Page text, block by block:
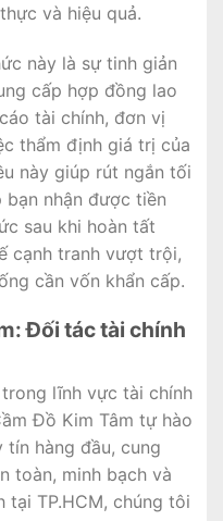
và hiệu quả.
này là sự tinh giản
cấp hợp đồng lao
tài chính, đơn vị
thẩm định giá trị của
này giúp rút ngắn tối
nhận được tiền
sau khi hoàn tất
cạnh tranh vượt trội,
cần vốn khẩn cấp.
Đối tác tài chính
lĩnh vực tài chính
Đồ Kim Tâm tự hào
hàng đầu, cung
toàn, minh bạch và
tại TP.HCM, chúng tôi